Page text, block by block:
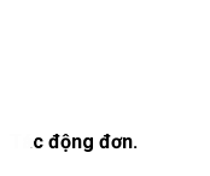
Tác động đơn.